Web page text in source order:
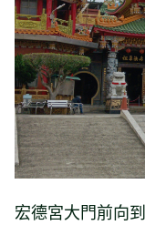
宏德宮大門前向